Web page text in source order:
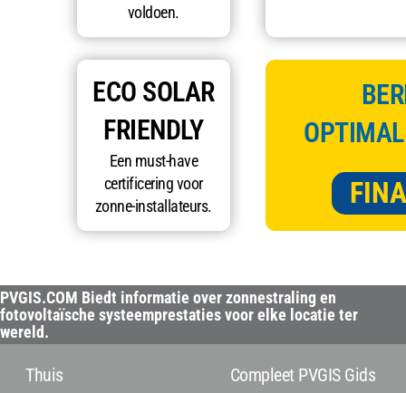
voldoen.
ECO SOLAR
FRIENDLY
Een must-have
certificering voor
zonne-installateurs.
PVGIS.COM Biedt informatie over zonnestraling en
fotovoltaïsche systeemprestaties voor elke locatie ter
wereld.
Thuis
Compleet PVGIS Gids